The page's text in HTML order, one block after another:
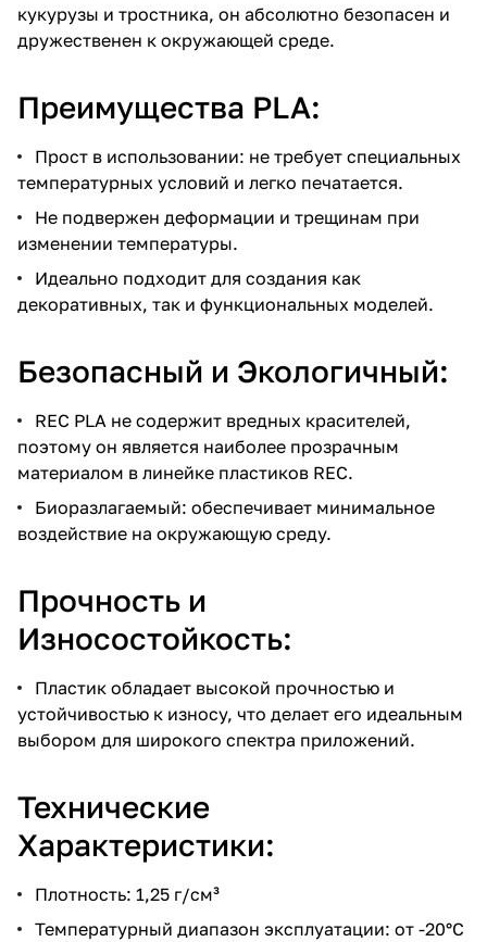
кукурузы и тростника, он абсолютно безопасен и
дружественен к окружающей среде.
Преимущества PLA:
Прост в использовании: не требует специальных
температурных условий и легко печатается.
Не подвержен деформации и трещинам при
изменении температуры.
Идеально подходит для создания как
декоративных, так и функциональных моделей.
Безопасный и Экологичный:
REC PLA не содержит вредных красителей,
поэтому он является наиболее прозрачным
материалом в линейке пластиков REC.
Биоразлагаемый: обеспечивает минимальное
воздействие на окружающую среду.
Прочность и
Износостойкость:
Пластик обладает высокой прочностью и
устойчивостью к износу, что делает его идеальным
выбором для широкого спектра приложений.
Технические
Характеристики:
Плотность: 1,25 г/см³
Температурный диапазон эксплуатации: от -20°C